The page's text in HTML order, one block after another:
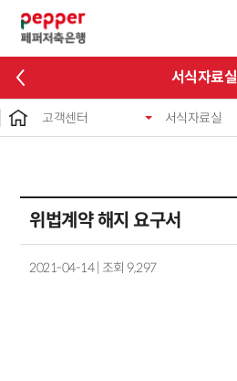
서식자료실
고객센터 서식자료실
위법계약 해지 요구서
2021-04-14 | 조회 9,297